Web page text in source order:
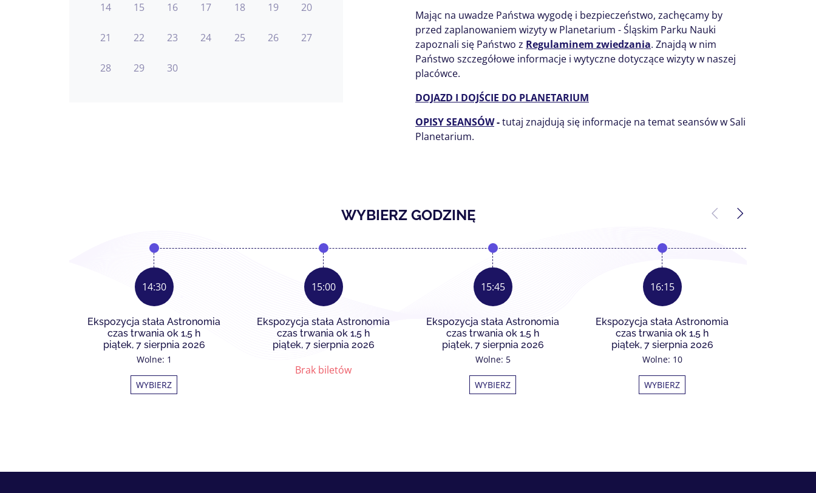
Mając na uwadze Państwa wygodę i bezpieczeństwo, zachęcamy by
przed zaplanowaniem wizyty w Planetarium - Śląskim Parku Nauki
zapoznali się Państwo z Regulaminem zwiedzania. Znajdą w nim
Państwo szczegółowe informacje i wytyczne dotyczące wizyty w naszej
placówce.
DOJAZD I DOJŚCIE DO PLANETARIUM
OPISY SEANSÓW-tutaj znajdują się informacje na temat seansów w Sali
Planetarium.
14 15 16 17 18 19 20
21 22 23 24 25 26 27
28 29 30
WYBIERZ GODZINĘ
14:30
Ekspozycja stała Astronomia
czas trwania ok 1,5 h
piątek, 7 sierpnia 2026
Wolne: 1
WYBIERZ
15:00
Ekspozycja stała Astronomia
czas trwania ok 1,5 h
piątek, 7 sierpnia 2026
Brak biletów
15:45
Ekspozycja stała Astronomia
czas trwania ok 1,5 h
piątek, 7 sierpnia 2026
Wolne: 5
WYBIERZ
16:15
Ekspozycja stała Astronomia
czas trwania ok 1,5 h
piątek, 7 sierpnia 2026
Wolne: 10
WYBIERZ